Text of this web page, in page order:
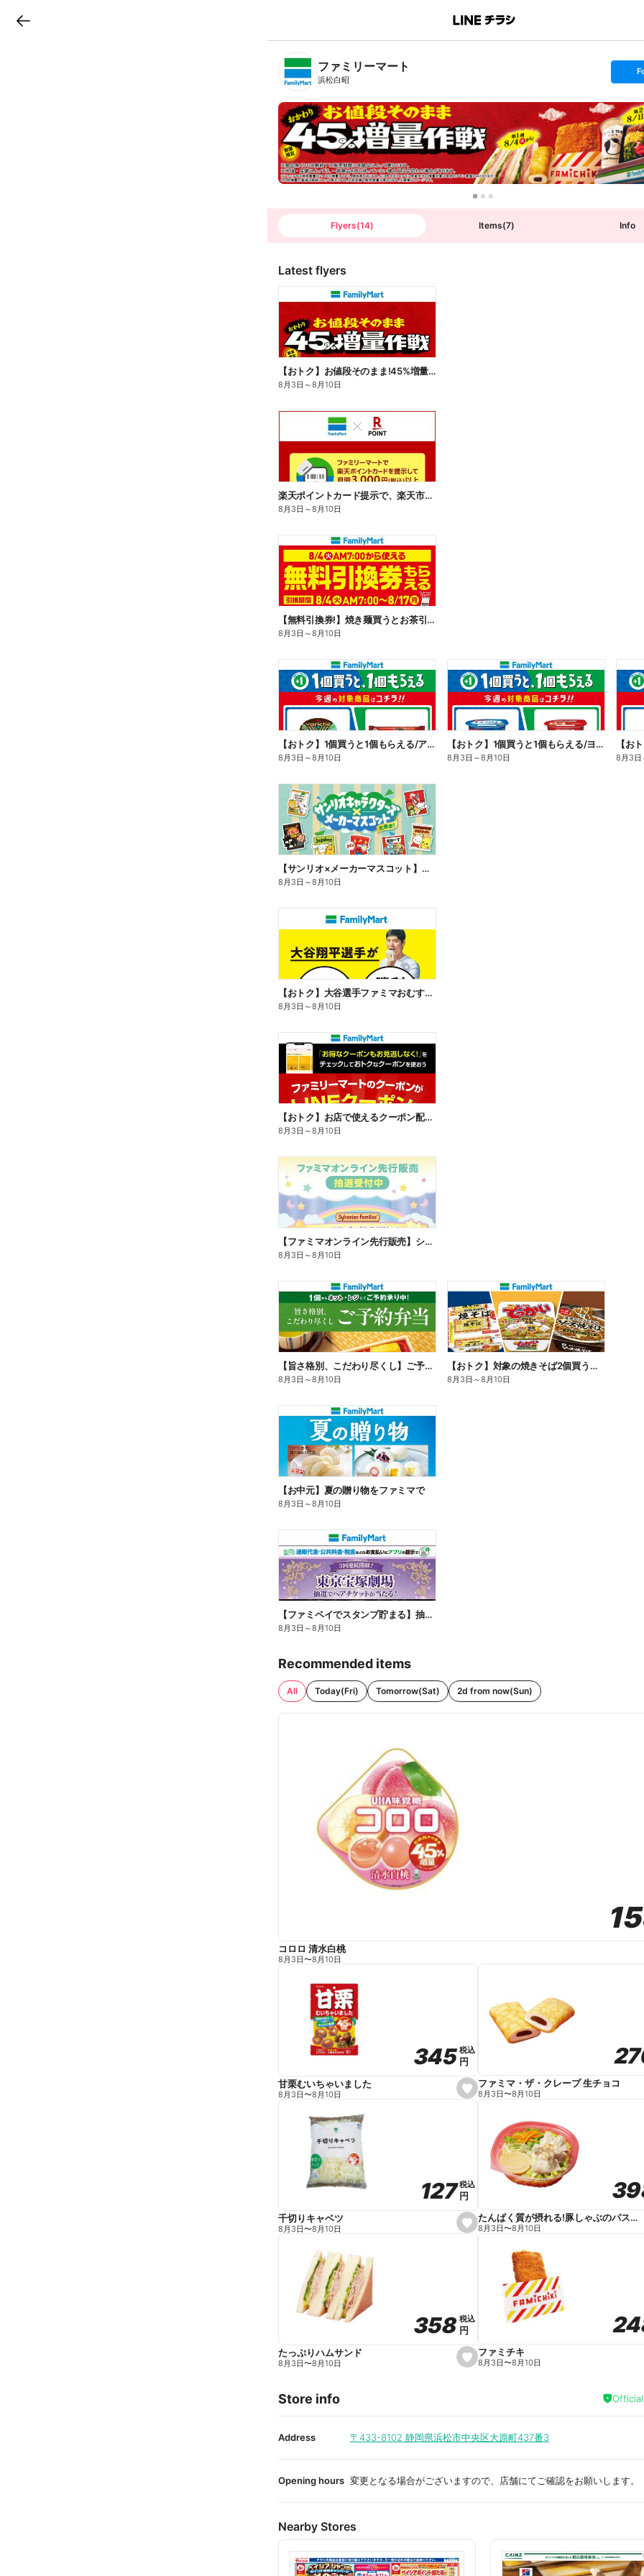
B
n
T
ファミリーマート
浜松白昭
s
t
o
l
l
o
w
Flyers(14) Items(7) Info
Latest flyers
【おトク】お値段そのまま!45%増量作戦!
8月3日 ～8月10日
楽天ポイントカード提示で、楽天市場でのお買い物がおトクに!
8月3日 ～8月10日
【無料引換券!】焼き麺買うとお茶引換券貰える!
8月3日 ～8月10日
【おトク】1個買うと1個もらえる/アイス
8月3日 ～8月10日
【おトク】1個買うと1個もらえる/ヨーグルト
8月3日 ～8月10日
【お
8月3日
【サンリオ×メーカーマスコット】オリジナルグッズ貰える!
8月3日 ～8月10日
【おトク】大谷選手ファミマおむすび割
8月3日 ～8月10日
【おトク】お店で使えるクーポン配信中
8月3日 ～8月10日
【ファミマオンライン先行販売】シルバニアファミリー
8月3日 ～8月10日
【旨さ格別、こだわり尽くし】ご予約弁当
8月3日 ～8月10日
【おトク】対象の焼きそば2個買うと100円引き!
8月3日 ～8月10日
【お中元】夏の贈り物をファミマで
8月3日 ～8月10日
【ファミペイでスタンプ貯まる】抽選でペアチケットが当たる!
8月3日 ～8月10日
Recommended items
All Today(Fri) Tomorrow(Sat) 2d from now(Sun)
コロロ 清水白桃
8月3日〜8月10日
s
e
e
345
345税込
税込
円
円
甘栗むいちゃいました
8月3日〜8月10日
ファミマ・ザ・クレープ 生チョコ
8月3日〜8月10日
s
e
e
127
127税込
税込
円
円
千切りキャベツ
8月3日〜8月10日
たんぱく質が摂れる!豚しゃぶのパスタサラダ
8月3日〜8月10日
s
e
i
t
358
358税込
税込
円
円
たっぷりハムサンド
8月3日〜8月10日
ファミチキ
8月3日〜8月10日
Store info
Address 〒433-8102 静岡県浜松市中央区大原町437番3
Opening hours 変更となる場合がございますので、店舗にてご確認をお願いします。
Nearby Stores